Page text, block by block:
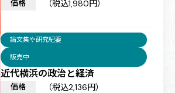
価格 （税込1,980円）
近代横浜の政治と経済
論文集や研究紀要
販売中
価格 （税込2,136円）